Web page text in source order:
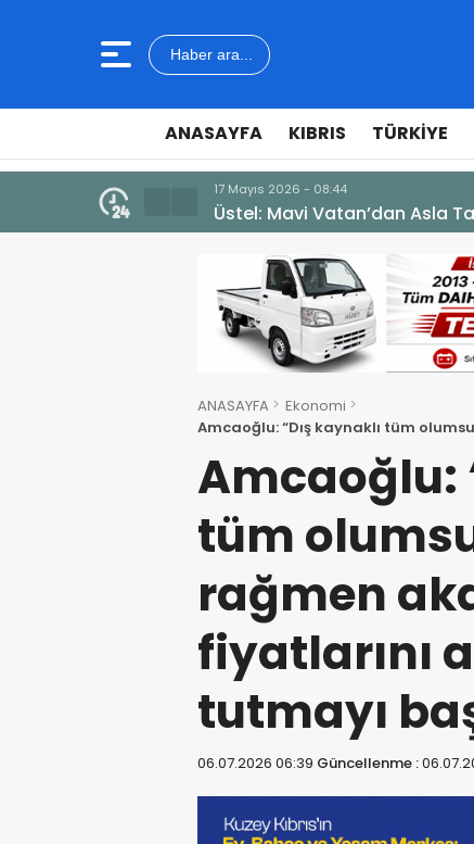
Haber ara...
ANASAYFA KIBRIS TÜRKIYE
10 Temmuz 2026 - 18:49
Cumhurbaşkanı Erhürman
ANASAYFA
Ekonomi
Amcaoğlu: “Dış kaynaklı tüm
aynı seviyede tutmayı başardık”
Amcaoğlu:
tüm
rağmen
fiyatlarını
tutmayı
06.07.2026 06:39 Güncellenme :